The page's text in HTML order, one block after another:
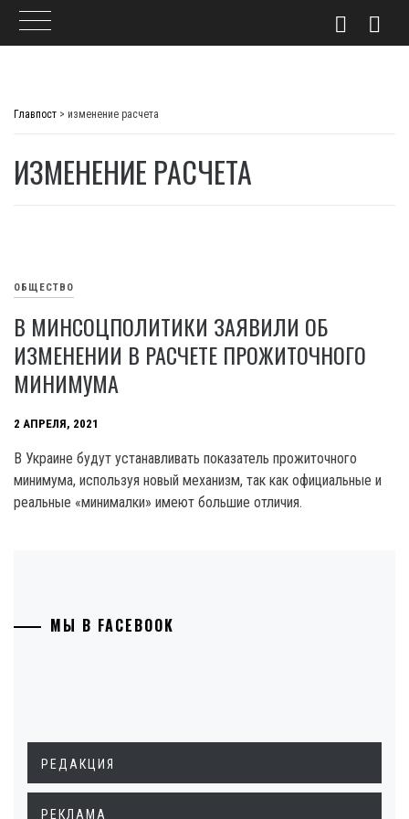
Главпост > изменение расчета
ИЗМЕНЕНИЕ РАСЧЕТА
ОБЩЕСТВО
В МИНСОЦПОЛИТИКИ ЗАЯВИЛИ ОБ
ИЗМЕНЕНИИ В РАСЧЕТЕ ПРОЖИТОЧНОГО
МИНИМУМА
2 АПРЕЛЯ, 2021
В Украине будут устанавливать показатель прожиточного
минимума, используя новый механизм, так как официальные и
реальные «минималки» имеют большие отличия.
МЫ В FACEBOOK
РЕДАКЦИЯ
РЕКЛАМА